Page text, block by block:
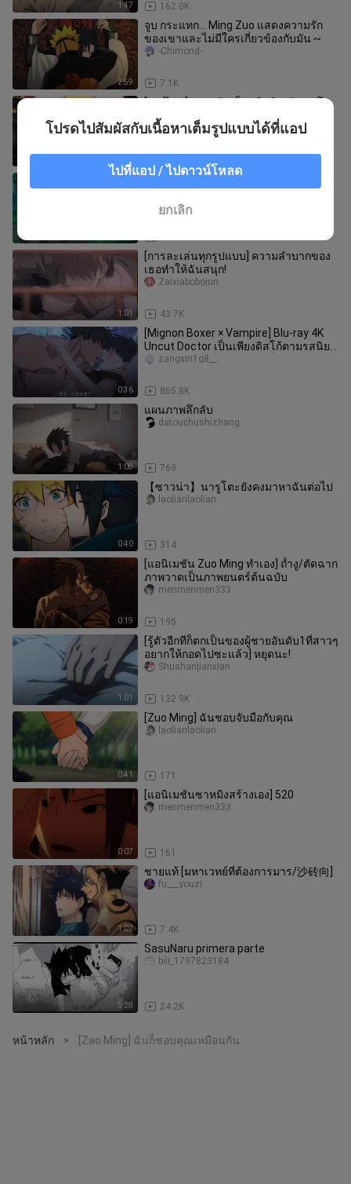
1:47 162.0K
2:59
จูบ กระแทก... Ming Zuo แสดงความรัก
ของเขาและไม่มีใครเกี่ยวข้องกับมัน ~
7.1K
-Chimond-
[ซาสึเกะ] ความฝันเป็นจริงสำหรับซาสึ
เกะและนารูโตะที่จะแต่งงานกัน
laolianlaolian
นารูโตะหนีออกจากบ้านเหรอ?
datouchushizhang
1:01
[การละเล่นทุกรูปแบบ] ความลำบากของ
เธอทำให้ฉันสนุก!
43.7K
Zaixiabobojun
0:36
[Mignon Boxer × Vampire] Blu-ray 4K
Uncut Doctor เป็นเพียงดิสโก้ตามรสนิยม
ของฉัน! ตกปลามากเกินไปก็โดน
865.8K
zangxin1q8__
1:08
แผนภาพลึกลับ
769
datouchushizhang
0:40
【ซาวน่า】นารูโตะยังคงมาหาฉันต่อไป
314
laolianlaolian
0:19
[แอนิเมชัน Zuo Ming ทำเอง] ถ้ำงู/ตัดฉาก
ภาพวาดเป็นภาพยนตร์ต้นฉบับ
195
menmenmen333
1:01
[รู้ตัวอีกทีก็ตกเป็นของผู้ชายอันดับ1ที่สาวๆ
อยากให้กอดไปซะแล้ว] หยุดนะ!
132.9K
Shushanjianxian
0:41
[Zuo Ming] ฉันชอบจับมือกับคุณ
171
laolianlaolian
0:07
[แอนิเมชั่นซาหมิงสร้างเอง] 520
161
menmenmen333
1:02
ชายแท้ [มหาเวทย์ที่ต้องการมาร/沙砖向]
7.4K
fu___youzi
5:28
SasuNaru primera parte
24.2K
bili_1797823184
หน้าหลัก > [Zao Ming] ฉันก็ชอบคุณเหมือนกัน
โปรดไปสัมผัสกับเนื้อหาเต็มรูปแบบได้ที่แอป
ไปที่แอป / ไปดาวน์โหลด
ยกเลิก